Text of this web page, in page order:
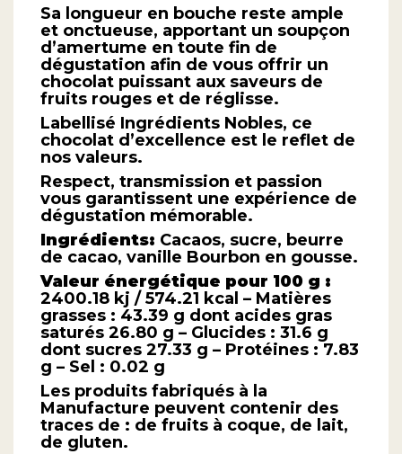
Sa longueur en bouche reste ample
et onctueuse, apportant un soupçon
d’amertume en toute fin de
dégustation afin de vous offrir un
chocolat puissant aux saveurs de
fruits rouges et de réglisse.
Labellisé Ingrédients Nobles, ce
chocolat d’excellence est le reflet de
nos valeurs.
Respect, transmission et passion
vous garantissent une expérience de
dégustation mémorable.
Ingrédients: Cacaos, sucre, beurre
de cacao, vanille Bourbon en gousse.
Valeur énergétique pour 100 g :
2400.18 kj / 574.21 kcal – Matières
grasses : 43.39 g dont acides gras
saturés 26.80 g – Glucides : 31.6 g
dont sucres 27.33 g – Protéines : 7.83
g – Sel : 0.02 g
Les produits fabriqués à la
Manufacture peuvent contenir des
traces de : de fruits à coque, de lait,
de gluten.